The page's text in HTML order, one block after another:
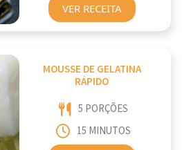
VER RECEITA
MOUSSE DE GELATINA
RÁPIDO
5 PORÇÕES
15 MINUTOS